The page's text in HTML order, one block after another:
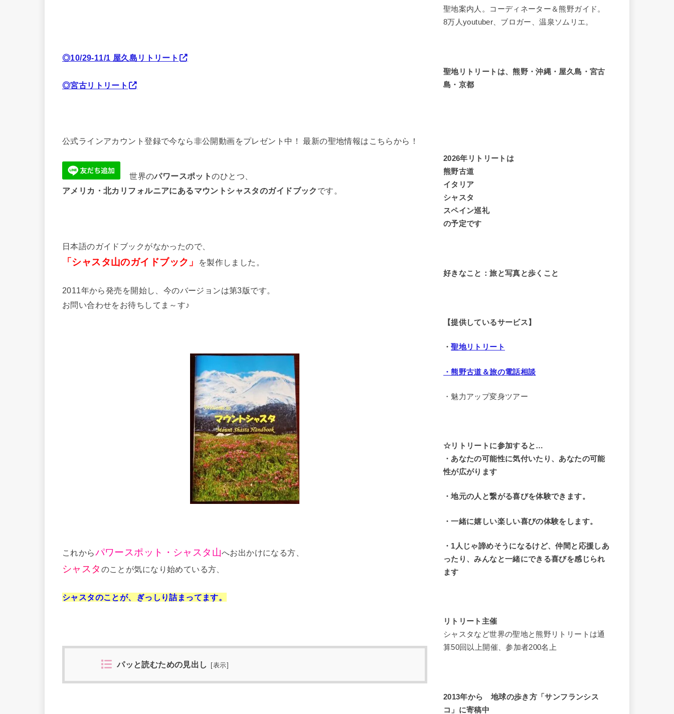
◎10/29-11/1 屋久島リトリート
◎宮古リトリート
公式ラインアカウント登録で今なら非公開動画をプレゼント中！ 最新の聖地情報はこちらから！
世界のパワースポットのひとつ、
アメリカ・北カリフォルニアにあるマウントシャスタのガイドブック です。
日本語のガイドブックがなかったので、
「シャスタ山のガイドブック」 を製作しました。
2011年から発売を開始し、今のバージョンは第3版です。
お問い合わせをお待ちしてま～す♪
これからパワースポット・シャスタ山へお出かけになる方、
シャスタ のことが気になり始めている方、
シャスタのことが、ぎっしり詰まってます。
パッと読むための見出し [表示]
聖地案内人。コーディネーター＆熊野ガイド。
8万人youtuber、ブロガー、温泉ソムリエ。
聖地リトリートは、熊野・沖縄・屋久島・宮古
島・京都
2026年リトリートは
熊野古道
イタリア
シャスタ
スペイン巡礼
の予定です
好きなこと：旅と写真と歩くこと
【提供しているサービス】
・聖地リトリート
・熊野古道＆旅の電話相談
・魅力アップ変身ツアー
☆リトリートに参加すると…
・ あなたの可能性に気付いたり、あなたの可能
性が広がります
・地元の人と繋がる喜びを体験できます。
・一緒に嬉しい楽しい喜びの体験をします。
・1人じゃ諦めそうになるけど、仲間と応援しあ
ったり、みんなと一緒にできる喜びを感じられ
ます
リトリート主催
シャスタなど世界の聖地と熊野リトリートは通
算50回以上開催、参加者200名上
2013年から 地球の歩き方「サンフランシス
コ」に寄稿中